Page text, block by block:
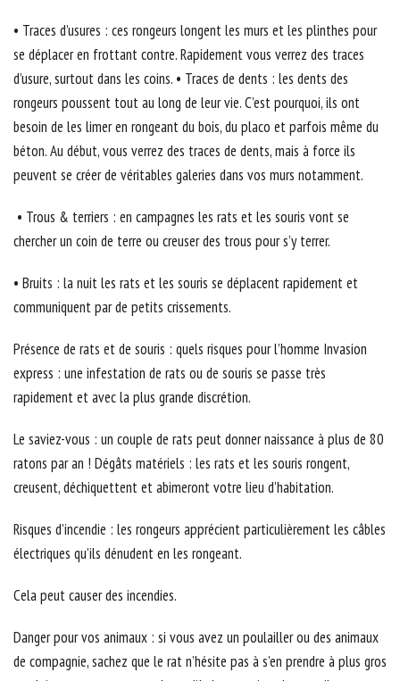
• Traces d’usures : ces rongeurs longent les murs et les plinthes pour
se déplacer en frottant contre. Rapidement vous verrez des traces
d’usure, surtout dans les coins. • Traces de dents : les dents des
rongeurs poussent tout au long de leur vie. C’est pourquoi, ils ont
besoin de les limer en rongeant du bois, du placo et parfois même du
béton. Au début, vous verrez des traces de dents, mais à force ils
peuvent se créer de véritables galeries dans vos murs notamment.
• Trous & terriers : en campagnes les rats et les souris vont se
chercher un coin de terre ou creuser des trous pour s’y terrer.
• Bruits : la nuit les rats et les souris se déplacent rapidement et
communiquent par de petits crissements.
Présence de rats et de souris : quels risques pour l’homme Invasion
express : une infestation de rats ou de souris se passe très
rapidement et avec la plus grande discrétion.
Le saviez-vous : un couple de rats peut donner naissance à plus de 80
ratons par an ! Dégâts matériels : les rats et les souris rongent,
creusent, déchiquettent et abimeront votre lieu d’habitation.
Risques d’incendie : les rongeurs apprécient particulièrement les câbles
électriques qu’ils dénudent en les rongeant.
Cela peut causer des incendies.
Danger pour vos animaux : si vous avez un poulailler ou des animaux
de compagnie, sachez que le rat n’hésite pas à s’en prendre à plus gros